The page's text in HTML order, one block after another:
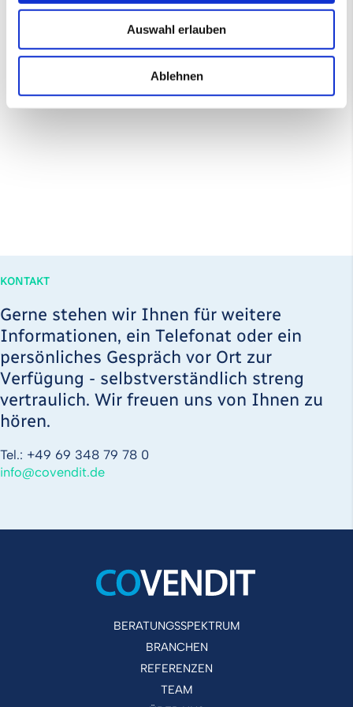
Auswahl erlauben
Ablehnen
KONTAKT
Gerne stehen wir Ihnen für weitere
Informationen, ein Telefonat oder ein
persönliches Gespräch vor Ort zur
Verfügung - selbstverständlich streng
vertraulich. Wir freuen uns von Ihnen zu
hören.
Tel.: +49 69 348 79 78 0
info@covendit.de
BERATUNGSSPEKTRUM
BRANCHEN
REFERENZEN
TEAM